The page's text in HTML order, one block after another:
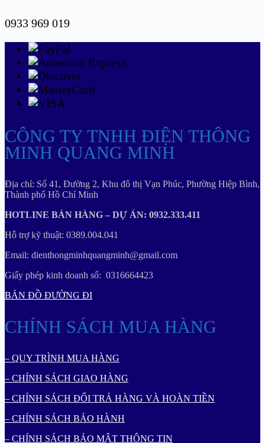
0933 969 019
CÔNG TY TNHH ĐIỆN THÔNG
MINH QUANG MINH
Địa chỉ: Số 41, Đường 2, Khu đô thị Vạn Phúc, Phường Hiệp Bình,
Thành phố Hồ Chí Minh
HOTLINE BÁN HÀNG – DỰ ÁN: 0932.333.411
Hỗ trợ kỹ thuật: 0389.004.041
Email: dienthongminhquangminh@gmail.com
Giấy phép kinh doanh số: 0316664423
BẢN ĐỒ ĐƯỜNG ĐI
CHÍNH SÁCH MUA HÀNG
– QUY TRÌNH MUA HÀNG
– CHÍNH SÁCH GIAO HÀNG
– CHÍNH SÁCH ĐỔI TRẢ HÀNG VÀ HOÀN TIỀN
– CHÍNH SÁCH BẢO HÀNH
– CHÍNH SÁCH BẢO MẬT THÔNG TIN